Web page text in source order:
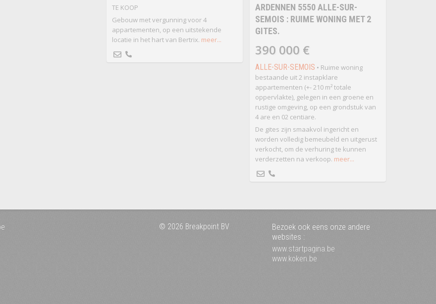
TE KOOP
Gebouw met vergunning voor 4
appartementen, op een uitstekende
locatie in het hart van Bertrix. meer...
ARDENNEN 5550 ALLE-SUR-
SEMOIS : RUIME WONING MET 2
GITES.
390 000 €
ALLE-SUR-SEMOIS • Ruime woning
bestaande uit 2 instapklare
appartementen (+- 210 m² totale
oppervlakte), gelegen in een groene en
rustige omgeving, op een grondstuk van
4 are en 02 centiare.
De gites zijn smaakvol ingericht en
worden volledig bemeubeld en uitgerust
verkocht, om de verhuring te kunnen
verderzetten na verkoop. meer...
© 2026 Breakpoint BV
Bezoek ook eens onze andere
websites :
www.startpagina.be
www.koken.be